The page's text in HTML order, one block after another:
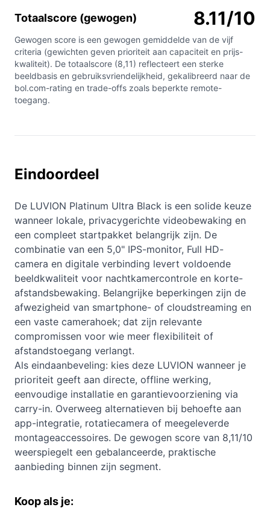
Totaalscore (gewogen) 8.11/10
Gewogen score is een gewogen gemiddelde van de vijf
criteria (gewichten geven prioriteit aan capaciteit en prijs-
kwaliteit). De totaalscore (8,11) reflecteert een sterke
beeldbasis en gebruiksvriendelijkheid, gekalibreerd naar de
bol.com-rating en trade-offs zoals beperkte remote-
toegang.
Eindoordeel
De LUVION Platinum Ultra Black is een solide keuze
wanneer lokale, privacygerichte videobewaking en
een compleet startpakket belangrijk zijn. De
combinatie van een 5,0" IPS-monitor, Full HD-
camera en digitale verbinding levert voldoende
beeldkwaliteit voor nachtkamercontrole en korte-
afstandsbewaking. Belangrijke beperkingen zijn de
afwezigheid van smartphone- of cloudstreaming en
een vaste camerahoek; dat zijn relevante
compromissen voor wie meer flexibiliteit of
afstandstoegang verlangt.
Als eindaanbeveling: kies deze LUVION wanneer je
prioriteit geeft aan directe, offline werking,
eenvoudige installatie en garantievoorziening via
carry-in. Overweeg alternatieven bij behoefte aan
app-integratie, rotatiecamera of meegeleverde
montageaccessoires. De gewogen score van 8,11/10
weerspiegelt een gebalanceerde, praktische
aanbieding binnen zijn segment.
Koop als je: